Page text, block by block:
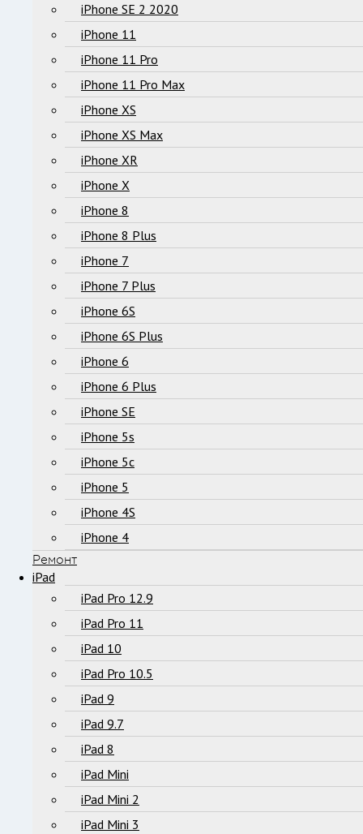
iPhone SE 2 2020
iPhone 11
iPhone 11 Pro
iPhone 11 Pro Max
iPhone XS
iPhone XS Max
iPhone XR
iPhone X
iPhone 8
iPhone 8 Plus
iPhone 7
iPhone 7 Plus
iPhone 6S
iPhone 6S Plus
iPhone 6
iPhone 6 Plus
iPhone SE
iPhone 5s
iPhone 5c
iPhone 5
iPhone 4S
iPhone 4
Ремонт
iPad
iPad Pro 12.9
iPad Pro 11
iPad 10
iPad Pro 10.5
iPad 9
iPad 9.7
iPad 8
iPad Mini
iPad Mini 2
iPad Mini 3